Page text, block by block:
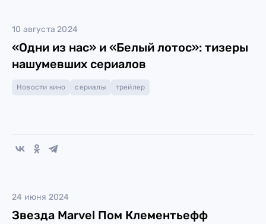
10 августа 2024
«Одни из нас» и «Белый лотос»: тизеры
нашумевших сериалов
Новости кино сериалы трейлер
24 июня 2024
Звезда Marvel Пом Клементьефф